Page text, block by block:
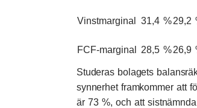
Vinstmarginal 31,4 %29,2
FCF-marginal 28,5 %26,9
Studeras bolagets
synnerhet framkommer att
är 73 %, och att